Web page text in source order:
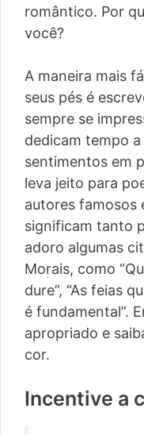
romântico. Por
você?
A maneira mais
seus pés é
sempre se
dedicam tempo
sentimentos em
leva jeito para
autores famosos
significam tanto
adoro algumas
Morais, como
dure”, “As feias
é fundamental”.
apropriado e
cor.
Incentive a